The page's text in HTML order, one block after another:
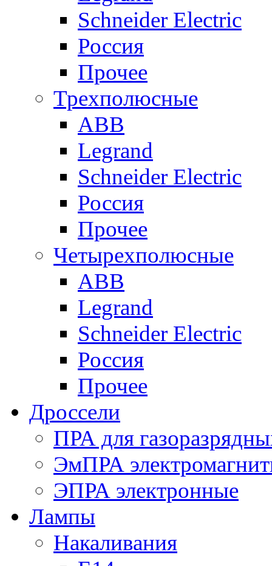
Schneider Electric
Россия
Прочее
Трехполюсные
ABB
Legrand
Schneider Electric
Россия
Прочее
Четырехполюсные
ABB
Legrand
Schneider Electric
Россия
Прочее
Дроссели
ПРА для
ЭмПРА
ЭПРА электронные
Лампы
Накаливания